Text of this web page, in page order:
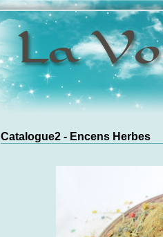
Catalogue2 - Encens Herbes